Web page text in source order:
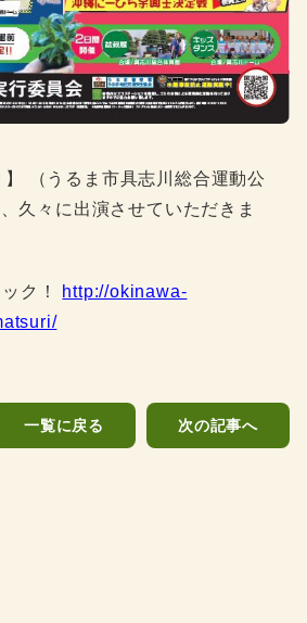
】 （うるま市具志川総合運動公
久々に出演させていただきま
ク！ http://okinawa-
一覧に戻る 次の記事へ